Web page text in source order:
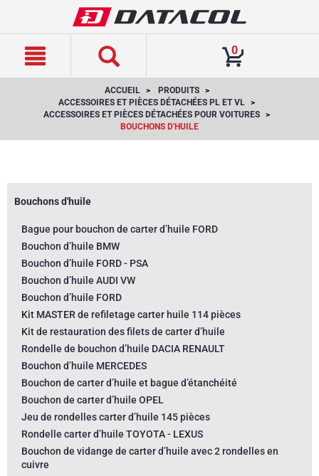
0
ACCUEIL
PRODUITS
ACCESSOIRES ET PIÈCES DÉTACHÉES PL ET VL
ACCESSOIRES ET PIÈCES DÉTACHÉES POUR VOITURES
BOUCHONS D'HUILE
Bouchons d'huile
Bague pour bouchon de carter d’huile FORD
Bouchon d’huile BMW
Bouchon d’huile FORD - PSA
Bouchon d’huile AUDI VW
Bouchon d’huile FORD
Kit MASTER de refiletage carter huile 114 pièces
Kit de restauration des filets de carter d’huile
Rondelle de bouchon d’huile DACIA RENAULT
Bouchon d’huile MERCEDES
Bouchon de carter d’huile et bague d’étanchéité
Bouchon de carter d’huile OPEL
Jeu de rondelles carter d’huile 145 pièces
Rondelle carter d’huile TOYOTA - LEXUS
Bouchon de vidange de carter d’huile avec 2 rondelles en
cuivre